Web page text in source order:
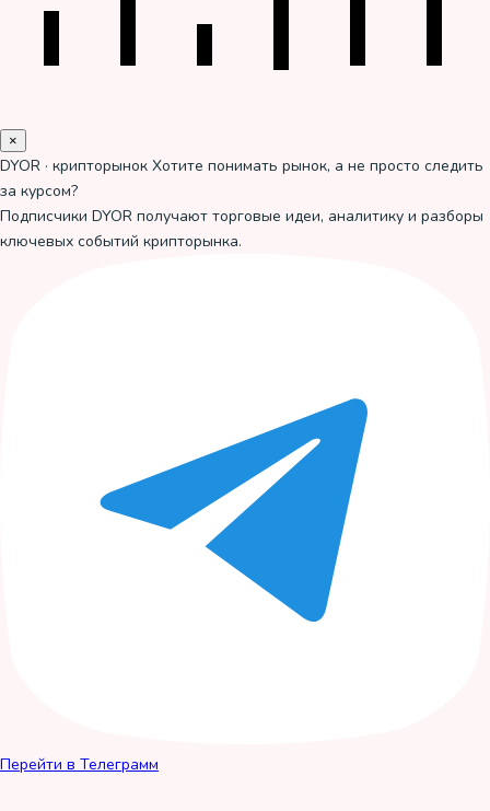
×
DYOR · крипторынок Хотите понимать рынок, а не просто следить
за курсом?
Подписчики DYOR получают торговые идеи, аналитику и разборы
ключевых событий крипторынка.
Перейти в Телеграмм